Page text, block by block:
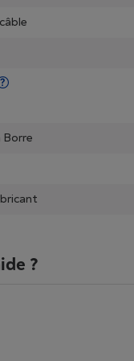
Borre
?